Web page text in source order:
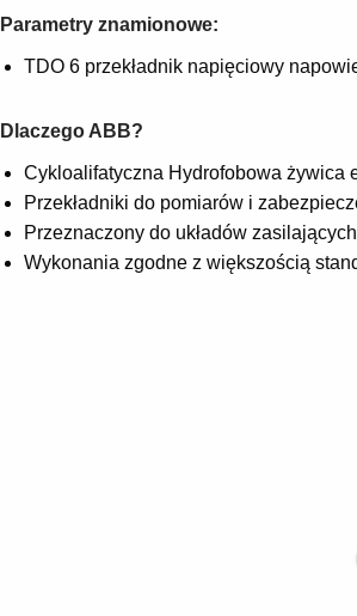
Parametry znamionowe:
TDO 6 przekładnik napięciowy
Dlaczego ABB?
Cykloalifatyczna Hydrofobowa żywica
Przekładniki do pomiarów i
Przeznaczony do układów zasilających
Wykonania zgodne z większością